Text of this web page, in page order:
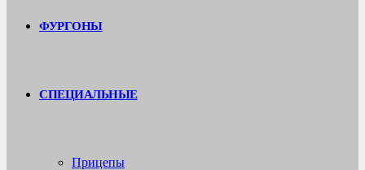
ФУРГОНЫ
СПЕЦИАЛЬНЫЕ
Прицепы